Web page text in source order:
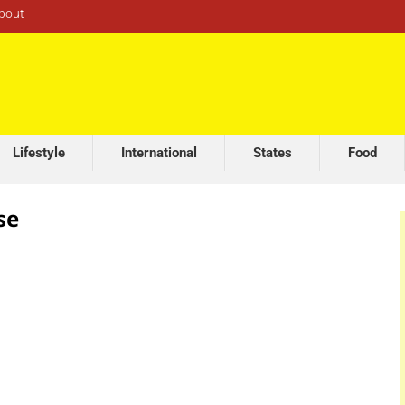
Lifestyle International States Food